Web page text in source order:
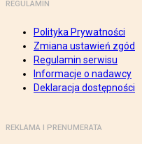
REGULAMIN
Polityka Prywatności
Zmiana ustawień zgód
Regulamin serwisu
Informacje o nadawcy
Deklaracja dostępności
REKLAMA I PRENUMERATA